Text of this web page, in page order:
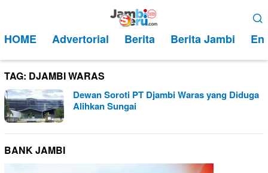
kontenMobile
HOME Advertorial Berita Berita Jambi
TAG: DJAMBI WARAS
Dewan Soroti PT Djambi Waras yang Diduga
Alihkan Sungai
BANK JAMBI